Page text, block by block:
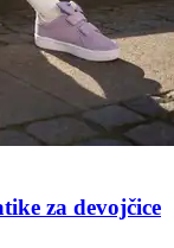
za devojčice